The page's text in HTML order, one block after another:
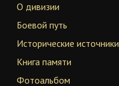
О дивизии
Боевой путь
Исторические источники
Книга памяти
Фотоальбом